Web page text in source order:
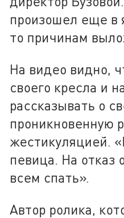
произошел еще в
то причинам
На видео видно,
своего кресла и
рассказывать о
проникновенную
жестикуляцией.
певица. На отказ
всем спать».
Автор ролика,